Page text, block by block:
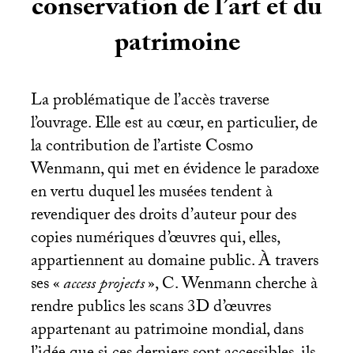
conservation de l’art et du
patrimoine
La problématique de l’accès traverse
l’ouvrage. Elle est au cœur, en particulier, de
la contribution de l’artiste Cosmo
Wenmann, qui met en évidence le paradoxe
en vertu duquel les musées tendent à
revendiquer des droits d’auteur pour des
copies numériques d’œuvres qui, elles,
appartiennent au domaine public. À travers
ses «access projects», C. Wenmann cherche à
rendre publics les scans 3D d’œuvres
appartenant au patrimoine mondial, dans